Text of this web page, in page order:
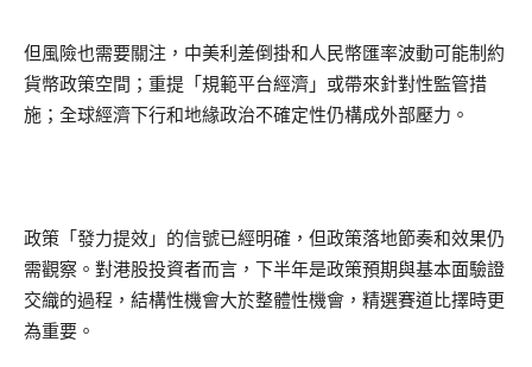
但風險也需要關注，中美利差倒掛和人民幣匯率波動可能制約
貨幣政策空間；重提「規範平台經濟」或帶來針對性監管措
施；全球經濟下行和地緣政治不確定性仍構成外部壓力。
政策「發力提效」的信號已經明確，但政策落地節奏和效果仍
需觀察。對港股投資者而言，下半年是政策預期與基本面驗證
交織的過程，結構性機會大於整體性機會，精選賽道比擇時更
為重要。